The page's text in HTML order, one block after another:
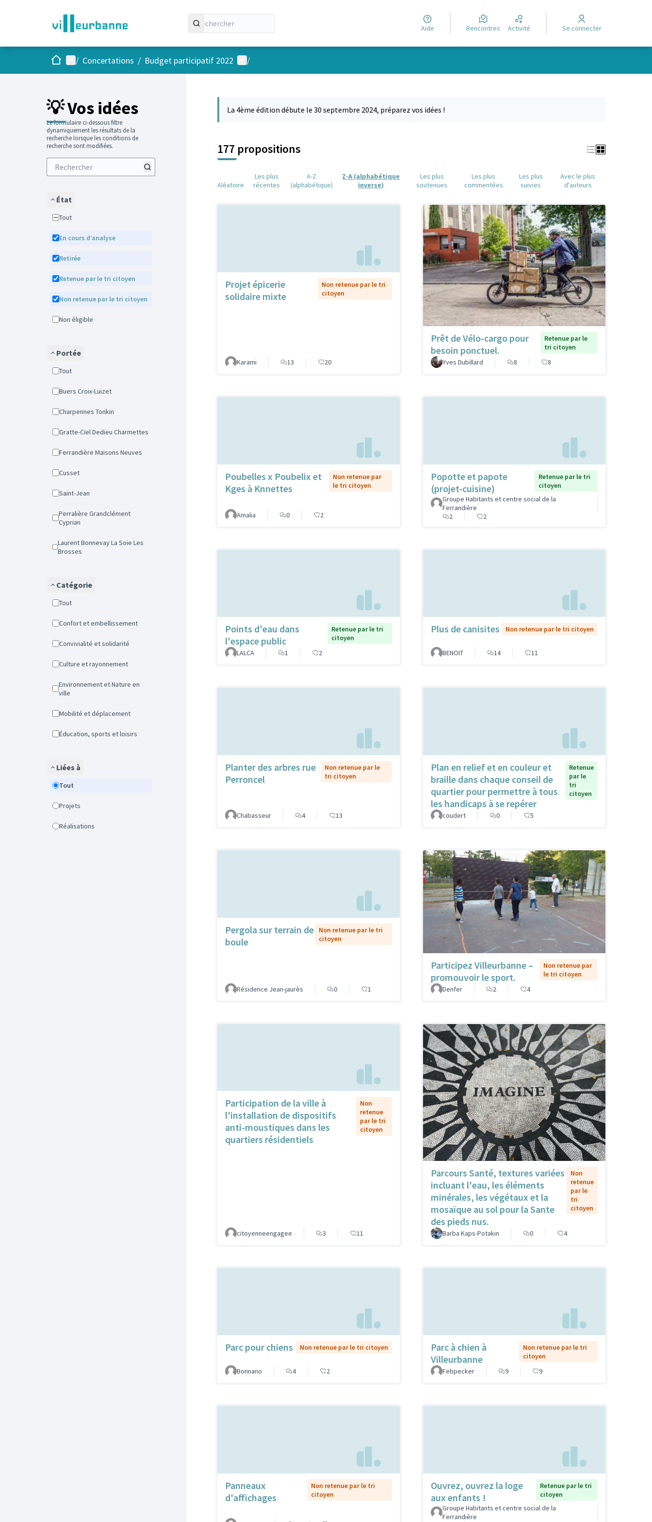
Aide Rencontres Activité Se connecter
AccueilMenu principal
/ Concertations / Budget participatif 2022 Menu utilisateur
/
💡 Vos idées
Le formulaire ci-dessous filtre
dynamiquement les résultats de la
recherche lorsque les conditions de
recherche sont modifiées.
État
Tout
En cours d’analyse
Retirée
Retenue par le tri citoyen
Non retenue par le tri citoyen
Non éligible
Portée
Tout
Buers Croix-Luizet
Charpennes Tonkin
Gratte-Ciel Dedieu Charmettes
Ferrandière Maisons Neuves
Cusset
Saint-Jean
Perralière Grandclément
Cyprian
Laurent Bonnevay La Soie Les
Brosses
Catégorie
Tout
Confort et embellissement
Convivialité et solidarité
Culture et rayonnement
Environnement et Nature en
ville
Mobilité et déplacement
Éducation, sports et loisirs
Liées à
Tout
Projets
Réalisations
La 4ème édition débute le 30 septembre 2024, préparez vos idées !
177 propositions
Aléatoire
Les plus
récentes
A-Z
(alphabétique)
Z-A (alphabétique
inverse)
Les plus
soutenues
Les plus
commentées
Les plus
suivies
Avec le plus
d'auteurs
Projet épicerie
solidaire mixte
Non retenue par le tri
citoyen
Karami 13 20
Prêt de Vélo-cargo pour
besoin ponctuel.
Retenue par le
tri citoyen
Yves Dubillard
8 8
Poubelles x Poubelix et
Kges à Knnettes
Non retenue par
le tri citoyen
Amalia 0 2
Popotte et papote
(projet-cuisine)
Retenue par le tri
citoyen
Groupe Habitants et centre social de la
Ferrandière
2
2
Points d'eau dans
l'espace public
Retenue par le tri
citoyen
LALCA
1 2
Plus de canisites Non retenue par le tri citoyen
BENOIT 14 11
Planter des arbres rue
Perroncel
Non retenue par le
tri citoyen
Chabasseur 4 13
Plan en relief et en couleur et
braille dans chaque conseil de
quartier pour permettre à tous
les handicaps à se repérer
Retenue
par le
tri
citoyen
coudert 0 5
Pergola sur terrain de
boule
Non retenue par le tri
citoyen
Résidence Jean-jaurès 0 1
Participez Villeurbanne –
promouvoir le sport.
Non retenue par
le tri citoyen
Denfer
2 4
Participation de la ville à
l'installation de dispositifs
anti-moustiques dans les
quartiers résidentiels
Non
retenue
par le tri
citoyen
citoyenneengagee 3 11
Parcours Santé, textures variées
incluant l'eau, les éléments
minérales, les végétaux et la
mosaïque au sol pour la Sante
des pieds nus.
Non
retenue
par le
tri
citoyen
Barba Kaps-Potakin 0 4
Parc pour chiens Non retenue par le tri citoyen
Bonnano 4 2
Parc à chien à
Villeurbanne
Non retenue par le tri
citoyen
Febpecker
9 9
Panneaux
d'affichages
Non retenue par le tri
citoyen
Ouvrez, ouvrez la loge
aux enfants !
Retenue par le tri
citoyen
Groupe Habitants et centre social de la
Ferrandière